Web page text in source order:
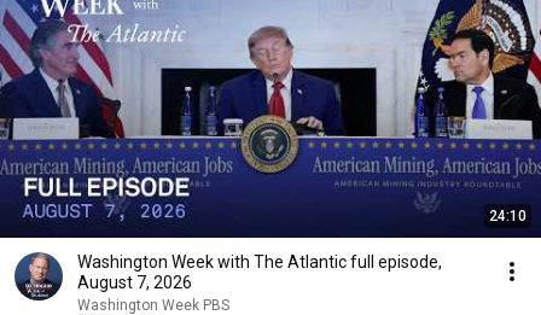
24:10
Washington Week with The Atlantic full episode,
August 7, 2026
Washington Week PBS